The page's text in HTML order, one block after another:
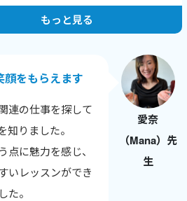
の短所にはよく気がつきますが、
では生徒さん本人が気づいていな
や成長のポイントを積極的に伝えて
徒さんに英会話を教えることが楽
し、いただく感想も励みになって
もっと見る
愛奈
（Mana）先
生
顔をもらえます
連の仕事を探して
知りました。
点に魅力を感じ、
いレッスンができ
た。